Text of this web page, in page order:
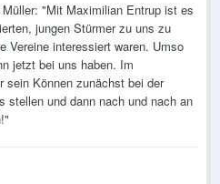
"Mit Maximilian Entrup ist es
jungen Stürmer zu uns zu
Vereine interessiert waren. Umso
jetzt bei uns haben. Im
sein Können zunächst bei der
stellen und dann nach und nach an